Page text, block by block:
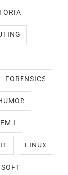
FORENSICS
I
IT LINUX